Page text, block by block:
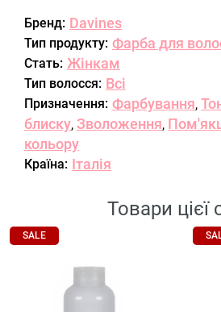
Бренд: Davines
Тип продукту: Фарба для
Стать: Жінкам
Тип волосся: Всі
Призначення: Фарбування,
блиску, Зволоження,
кольору
Країна: Італія
Товари цієї
SALE